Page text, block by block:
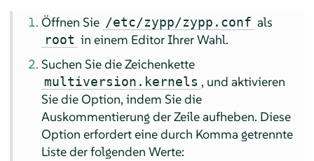
Öffnen Sie /etc/zypp/zypp.conf als
root in einem Editor Ihrer Wahl.
Suchen Sie die Zeichenkette
multiversion.kernels , und aktivieren
Sie die Option, indem Sie die
Auskommentierung der Zeile aufheben. Diese
Option erfordert eine durch Komma getrennte
Liste der folgenden Werte: